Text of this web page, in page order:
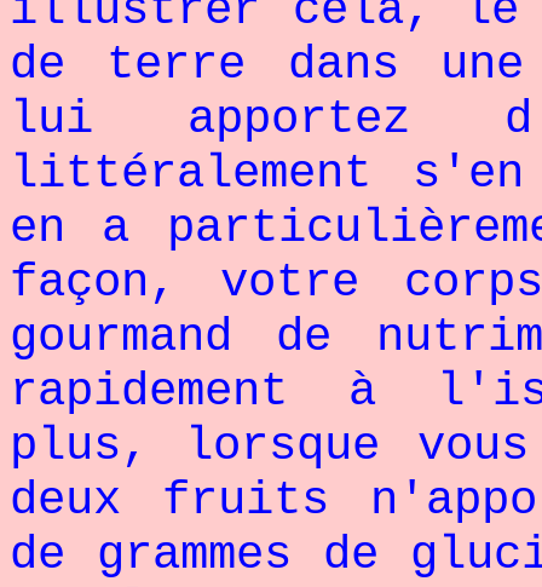
de terre dans
lui apportez
littéralement
en a
façon, votre
gourmand de
rapidement à
plus, lorsque
deux fruits
de grammes de